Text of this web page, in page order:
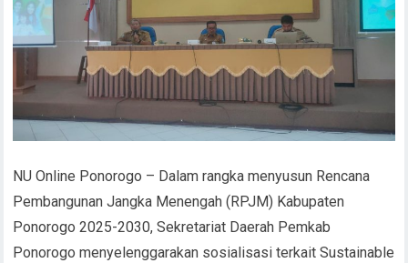
NU Online Ponorogo – Dalam rangka menyusun Rencana
Pembangunan Jangka Menengah (RPJM) Kabupaten
Ponorogo 2025-2030, Sekretariat Daerah Pemkab
Ponorogo menyelenggarakan sosialisasi terkait Sustainable